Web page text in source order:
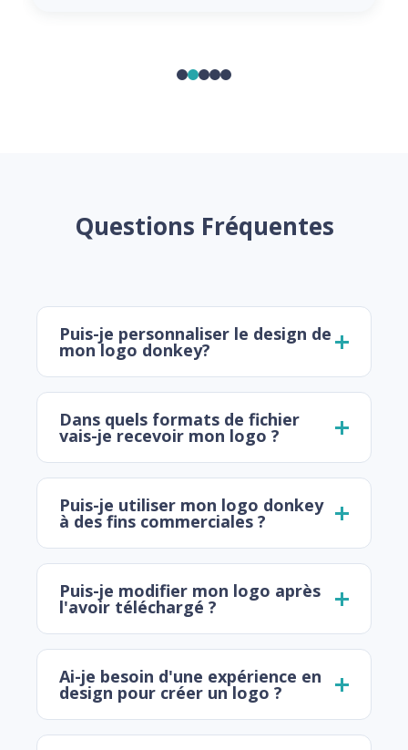
Questions Fréquentes
Puis-je personnaliser le design de
mon logo donkey?
Dans quels formats de fichier
vais-je recevoir mon logo ?
Puis-je utiliser mon logo donkey
à des fins commerciales ?
Puis-je modifier mon logo après
l'avoir téléchargé ?
Ai-je besoin d'une expérience en
design pour créer un logo ?